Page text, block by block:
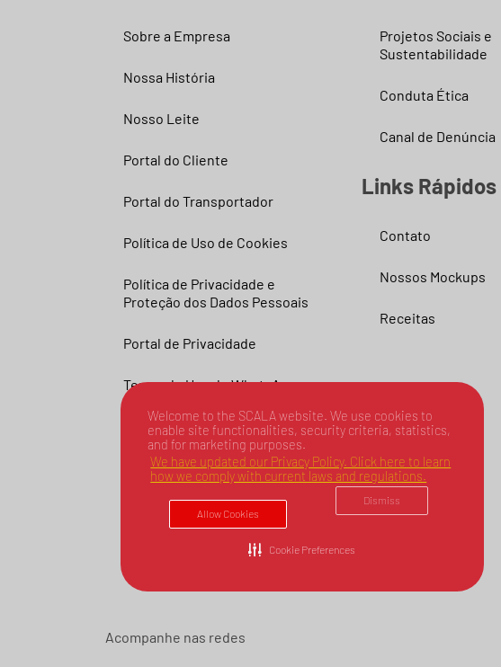
Welcome to the SCALA website. We use cookies to
enable site functionalities, security criteria, statistics,
and for marketing purposes.
We have updated our Privacy Policy. Click here to learn
how we comply with current laws and regulations.
Allow Cookies
Dismiss
Cookie Preferences
Sobre a Empresa
Nossa História
Nosso Leite
Portal do Cliente
Portal do Transportador
Política de Uso de Cookies
Política de Privacidade e
Proteção dos Dados Pessoais
Portal de Privacidade
Termo de Uso do WhatsApp –
SCALA
Projetos Sociais e
Sustentabilidade
Conduta Ética
Canal de Denúncia
Links Rápidos
Contato
Nossos Mockups
Receitas
Acompanhe nas redes